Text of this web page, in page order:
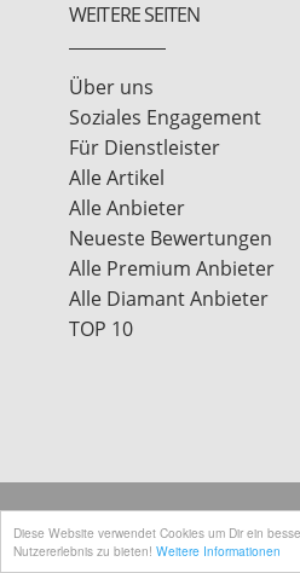
Diese Website verwendet Cookies um Dir ein
Nutzererlebnis zu bieten! Weitere Informationen
WEITERE SEITEN
Über uns
Soziales Engagement
Für Dienstleister
Alle Artikel
Alle Anbieter
Neueste Bewertungen
Alle Premium Anbieter
Alle Diamant Anbieter
TOP 10
traucheck.de - Mit
&